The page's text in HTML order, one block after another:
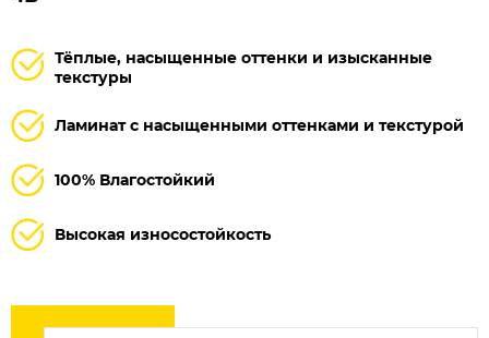
Тёплые, насыщенные оттенки и изысканные
текстуры
Ламинат с насыщенными оттенками и текстурой
100% Влагостойкий
Высокая износостойкость